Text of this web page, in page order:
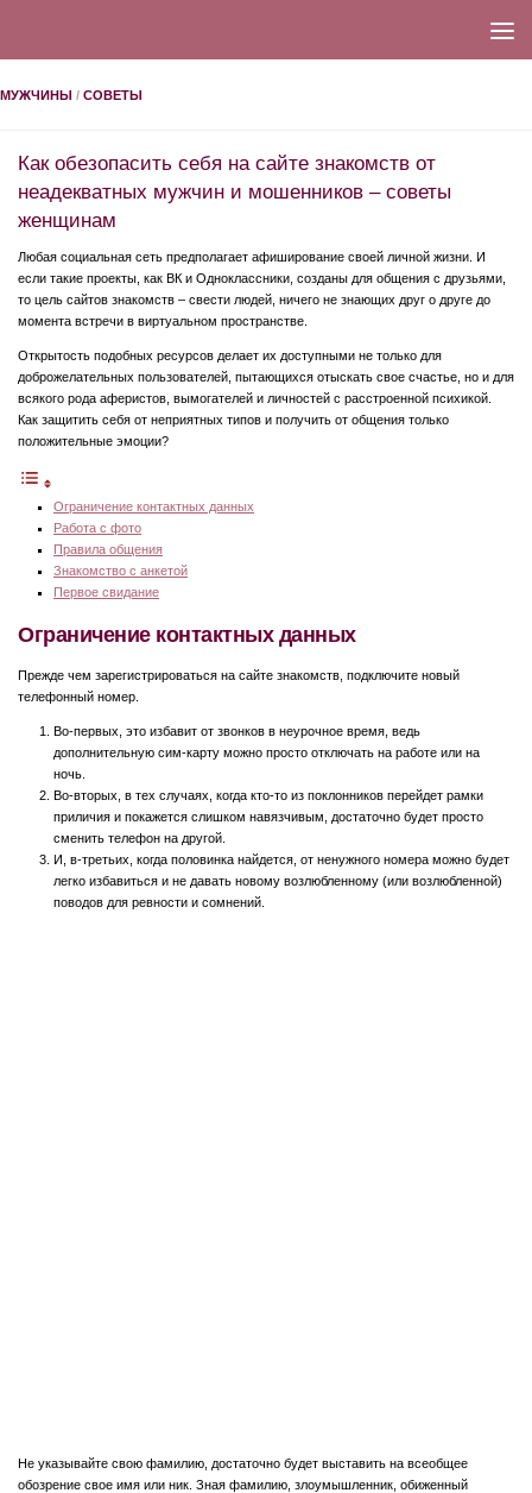
МУЖЧИНЫ / СОВЕТЫ
Как обезопасить себя на сайте знакомств от
неадекватных мужчин и мошенников – советы
женщинам
Любая социальная сеть предполагает афиширование своей личной жизни. И
если такие проекты, как ВК и Одноклассники, созданы для общения с друзьями,
то цель сайтов знакомств – свести людей, ничего не знающих друг о друге до
момента встречи в виртуальном пространстве.
Открытость подобных ресурсов делает их доступными не только для
доброжелательных пользователей, пытающихся отыскать свое счастье, но и для
всякого рода аферистов, вымогателей и личностей с расстроенной психикой.
Как защитить себя от неприятных типов и получить от общения только
положительные эмоции?
Ограничение контактных данных
Работа с фото
Правила общения
Знакомство с анкетой
Первое свидание
Ограничение контактных данных
Прежде чем зарегистрироваться на сайте знакомств, подключите новый
телефонный номер.
Во-первых, это избавит от звонков в неурочное время, ведь
дополнительную сим-карту можно просто отключать на работе или на
ночь.
Во-вторых, в тех случаях, когда кто-то из поклонников перейдет рамки
приличия и покажется слишком навязчивым, достаточно будет просто
сменить телефон на другой.
И, в-третьих, когда половинка найдется, от ненужного номера можно будет
легко избавиться и не давать новому возлюбленному (или возлюбленной)
поводов для ревности и сомнений.
Не указывайте свою фамилию, достаточно будет выставить на всеобщее
обозрение свое имя или ник. Зная фамилию, злоумышленник, обиженный